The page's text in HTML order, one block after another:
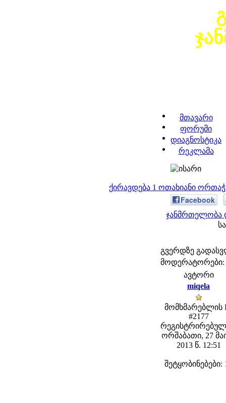
მთავარი
ფორუმი
დიაგნოსტიკა
რეკლამა
ქირავდება 1 ოთახიანი
Facebook
ჯანმრთელობა
გვერდზე
მოდერატორები:
ავტორი
miqela
მომხმარებლის
#2177
ორშაბათი, 27
2013 წ. 12:51
შეტყობინებები: